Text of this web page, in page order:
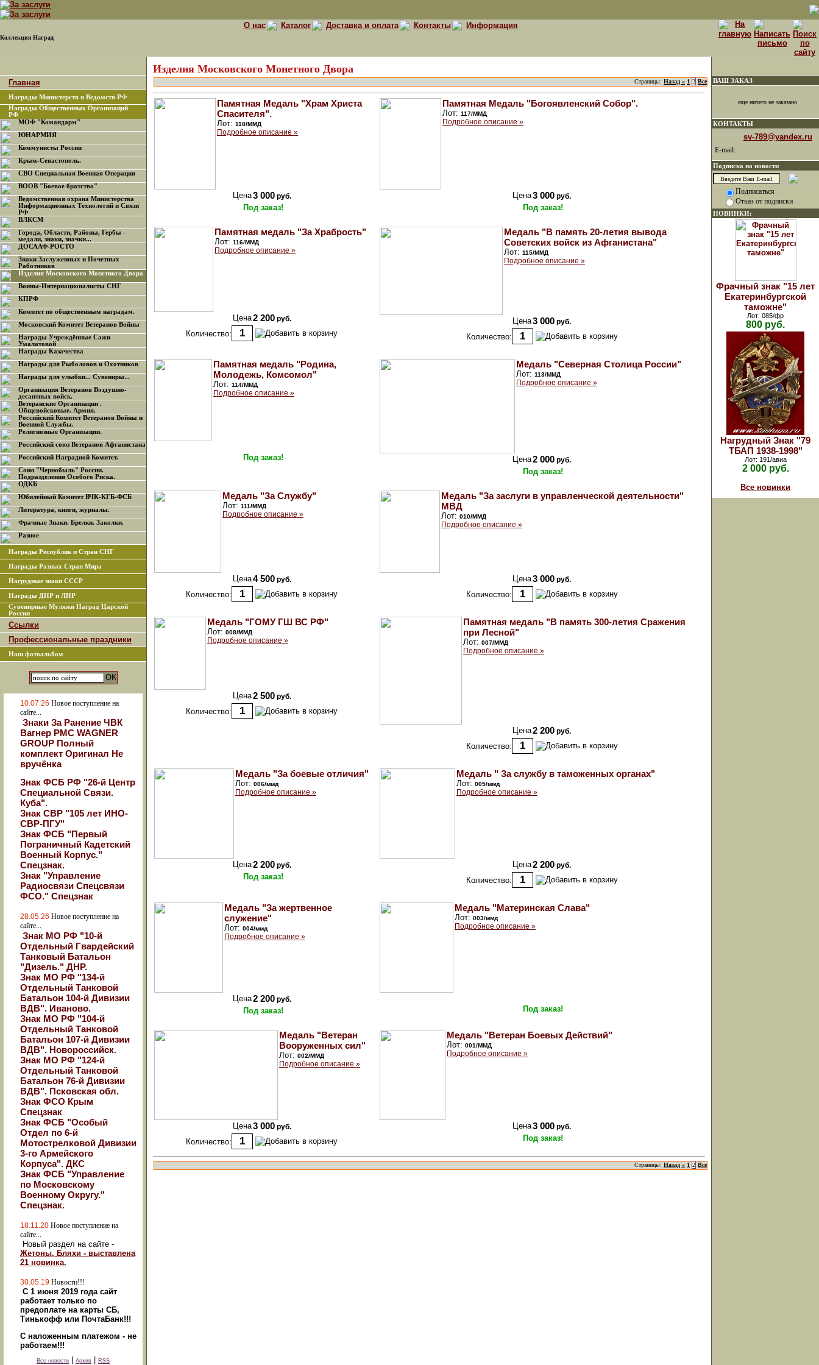
Коллекция Наград
О нас Каталог Доставка и оплата Контакты Информация
Главная
Награды Министерств и Ведомств РФ
Награды Общественных Организаций
РФ
МОФ "Командарм"
ЮНАРМИЯ
Коммунисты России
Крым-Севастополь.
СВО Специальная Военная Операция
ВООВ "Боевое братство"
Ведомственная охрана Министерства
Информационных Технологий и Связи
РФ
ВЛКСМ
Города, Области, Районы, Гербы -
медали, знаки, значки...
ДОСААФ-РОСТО
Знаки Заслуженных и Почетных
Работников
Изделия Московского Монетного Двора
Воины-Интернационалисты СНГ
КПРФ
Комитет по общественным наградам.
Московский Комитет Ветеранов Войны
Награды Учреждённые Сажи
Умалатовой
Награды Казачества
Награды для Рыболовов и Охотников
Награды для улыбки... Сувениры...
Организация Ветеранов Воздушно-
десантных войск.
Ветеранские Организации .
Общевойсковые. Армия.
Российский Комитет Ветеранов Войны и
Военной Службы.
Религиозные Организации.
Российский союз Ветеранов Афганистана
Российский Наградной Комитет.
Союз "Чернобыль" России.
Подразделения Особого Риска.
ОДКБ
Юбилейный Комитет ВЧК-КГБ-ФСБ
Литература, книги, журналы.
Фрачные Знаки. Брелки. Заколки.
Разное
Награды Республик и Стран СНГ
Награды Разных Стран Мира
Нагрудные знаки СССР
Награды ДНР и ЛНР
Сувенирные Муляжи Наград Царской
России
Ссылки
Профессиональные праздники
Наш фотоальбом
10.07.26 Новое поступление на
сайте...
Знаки За Ранение ЧВК
Вагнер РМС WAGNER
GROUP Полный
комплект Оригинал Не
вручёнка
Знак ФСБ РФ "26-й Центр
Специальной Связи.
Куба".
Знак СВР "105 лет ИНО-
СВР-ПГУ"
Знак ФСБ "Первый
Пограничный Кадетский
Военный Корпус."
Спецзнак.
Знак "Управление
Радиосвязи Спецсвязи
ФСО." Спецзнак
28.05.26 Новое поступление на
сайте...
Знак МО РФ "10-й
Отдельный Гвардейский
Танковый Батальон
"Дизель." ДНР.
Знак МО РФ "134-й
Отдельный Танковой
Батальон 104-й Дивизии
ВДВ". Иваново.
Знак МО РФ "104-й
Отдельный Танковой
Батальон 107-й Дивизии
ВДВ". Новороссийск.
Знак МО РФ "124-й
Отдельный Танковой
Батальон 76-й Дивизии
ВДВ". Псковская обл.
Знак ФСО Крым
Спецзнак
Знак ФСБ "Особый
Отдел по 6-й
Мотострелковой Дивизии
3-го Армейского
Корпуса". ДКС
Знак ФСБ "Управление
по Московскому
Военному Округу."
Спецзнак.
18.11.20 Новое поступление на
сайте...
Новый раздел на сайте -
Жетоны, Бляхи - выставлена
21 новинка.
30.05.19 Новости!!!
С 1 июня 2019 года сайт
работает только по
предоплате на карты СБ,
Тинькофф или ПочтаБанк!!!
С наложенным платежом - не
работаем!!!
Все новости Архив RSS
Изделия Московского Монетного Двора
Страницы: Назад « 1 2 Все
Памятная Медаль "Храм Христа
Спасителя".
Лот: 118/ММД
Подробное описание »
Цена3 000 руб.
Под заказ!
Памятная Медаль "Богоявленский Собор".
Лот: 117/ММД
Подробное описание »
Цена3 000 руб.
Под заказ!
Памятная медаль "За Храбрость"
Лот: 116/ММД
Подробное описание »
Цена2 200 руб.
Количество:
Медаль "В память 20-летия вывода
Советских войск из Афганистана"
Лот: 115/ММД
Подробное описание »
Цена3 000 руб.
Количество:
Памятная медаль "Родина,
Молодежь, Комсомол"
Лот: 114/ММД
Подробное описание »
Под заказ!
Медаль "Северная Столица России"
Лот: 113/ММД
Подробное описание »
Цена2 000 руб.
Под заказ!
Медаль "За Службу"
Лот: 111/ММД
Подробное описание »
Цена4 500 руб.
Количество:
Медаль "За заслуги в управленческой деятельности"
МВД
Лот: 010/ММД
Подробное описание »
Цена3 000 руб.
Количество:
Медаль "ГОМУ ГШ ВС РФ"
Лот: 008/ММД
Подробное описание »
Цена2 500 руб.
Количество:
Памятная медаль "В память 300-летия Сражения
при Лесной"
Лот: 007/ММД
Подробное описание »
Цена2 200 руб.
Количество:
Медаль "За боевые отличия"
Лот: 006/ммд
Подробное описание »
Цена2 200 руб.
Под заказ!
Медаль " За службу в таможенных органах"
Лот: 005/ммд
Подробное описание »
Цена2 200 руб.
Количество:
Медаль "За жертвенное
служение"
Лот: 004/ммд
Подробное описание »
Цена2 200 руб.
Под заказ!
Медаль "Материнская Слава"
Лот: 003/ммд
Подробное описание »
Под заказ!
Медаль "Ветеран
Вооруженных сил"
Лот: 002/ММД
Подробное описание »
Цена3 000 руб.
Количество:
Медаль "Ветеран Боевых Действий"
Лот: 001/ММД
Подробное описание »
Цена3 000 руб.
Под заказ!
Страницы: Назад « 1 2 Все
ВАШ ЗАКАЗ
еще ничего не заказано
КОНТАКТЫ
sv-789@yandex.ru
E-mail:
Подписка на новости
Подписаться
Отказ от подписки
НОВИНКИ:
Фрачный знак "15 лет
Екатеринбургской
таможне"
Лот: 085/фр
800 руб.
Нагрудный Знак "79
ТБАП 1938-1998"
Лот: 191/авиа
2 000 руб.
Все новинки